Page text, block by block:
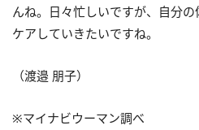
んね。日々忙しいですが、自分
ケアしていきたいですね。
（渡邉 朋子）
※マイナビウーマン調べ